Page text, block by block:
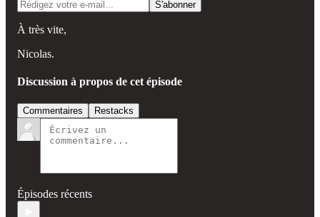
À très vite,
Nicolas.
Discussion à propos de cet épisode
Commentaires Restacks
Épisodes récents